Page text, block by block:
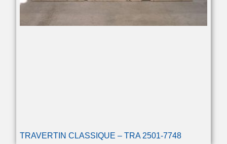
TRAVERTIN CLASSIQUE – TRA 2501-7748